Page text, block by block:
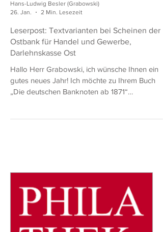
Hans-Ludwig Besler (Grabowski)
26. Jan.
2 Min. Lesezeit
Ostbank für Handel und Gewerbe,
Darlehnskasse Ost
Hallo Herr Grabowski, ich wünsche Ihnen ein
„Die deutschen Banknoten ab 1871“
Darlehnskasse Ost: Darlehnskassenschein zu 1
Rubel vom 17. April 1916, Vs. unten Straftext in
kleiner Schrift. Text: Der Text mit...